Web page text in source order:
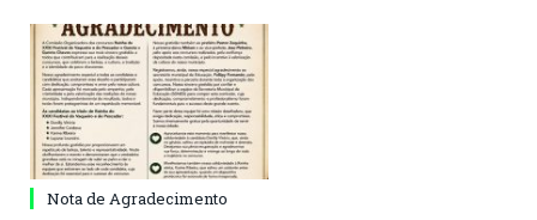
Nota de Agradecimento